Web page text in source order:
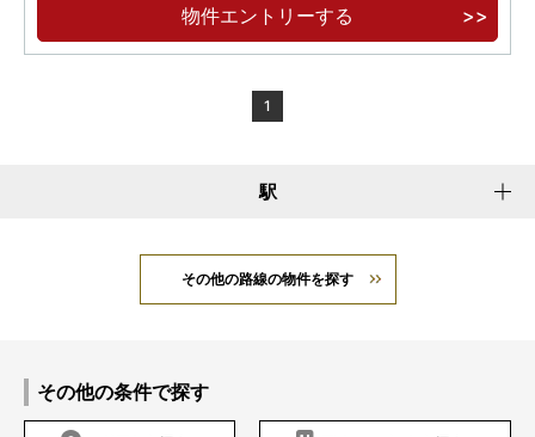
物件エントリーする
1
駅
その他の路線の物件を探す
その他の条件で探す